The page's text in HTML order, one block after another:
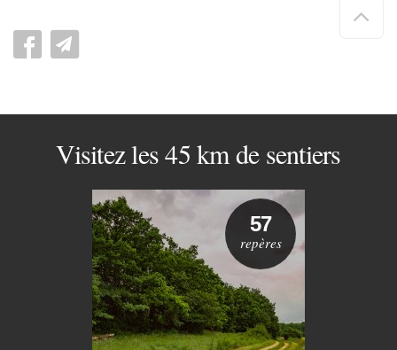
de
Visitez les 45 km de sentiers
57
repères